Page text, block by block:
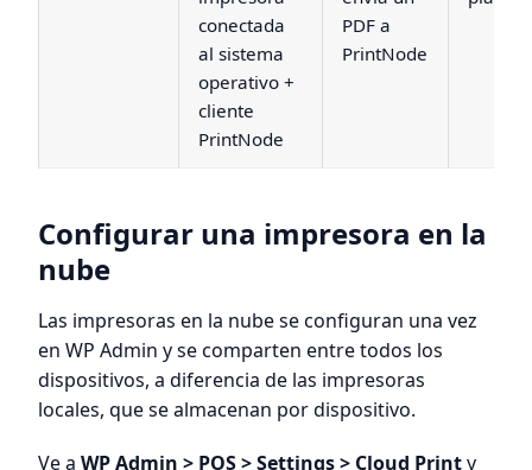
conectada
al sistema
operativo +
cliente
PrintNode
PDF a
PrintNode
Configurar una impresora en la
nube
Las impresoras en la nube se configuran una vez
en WP Admin y se comparten entre todos los
dispositivos, a diferencia de las impresoras
locales, que se almacenan por dispositivo.
Ve a WP Admin > POS > Settings > Cloud Printy